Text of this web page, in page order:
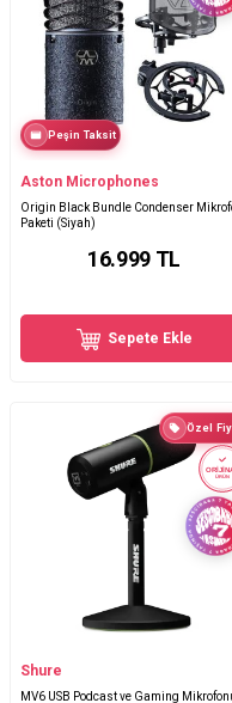
Peşin Taksit
Aston Microphones
Origin Black Bundle Condenser
Paketi (Siyah)
16.999TL
Sepete Ekle
Özel
ÜRÜN
Shure
MV6 USB Podcast ve Gaming